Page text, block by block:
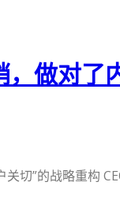
，做对了
关切”的战略重构